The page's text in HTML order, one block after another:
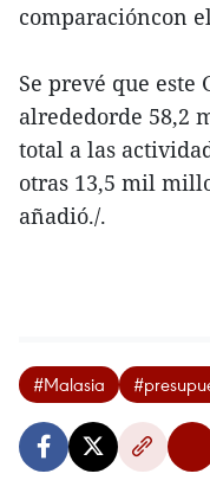
comparacióncon
Se prevé que
alrededorde 58,2
total a las
otras 13,5 mil
añadió./.
#Malasia